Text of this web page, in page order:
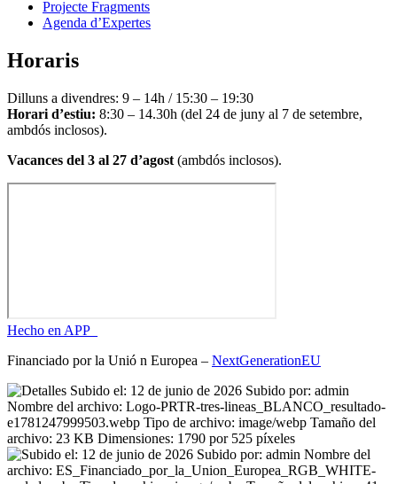
Projecte Fragments
Agenda d’Expertes
Horaris
Dilluns a divendres: 9 – 14h / 15:30 – 19:30
Horari d’estiu: 8:30 – 14.30h (del 24 de juny al 7 de setembre,
ambdós inclosos).
Vacances del 3 al 27 d’agost (ambdós inclosos).
Hecho en APP_
Financiado por la Unió n Europea – NextGenerationEU